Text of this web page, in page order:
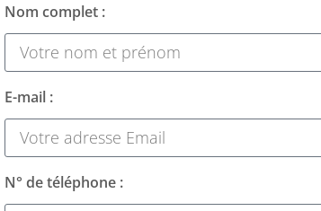
Nom complet :
E-mail :
N° de téléphone :